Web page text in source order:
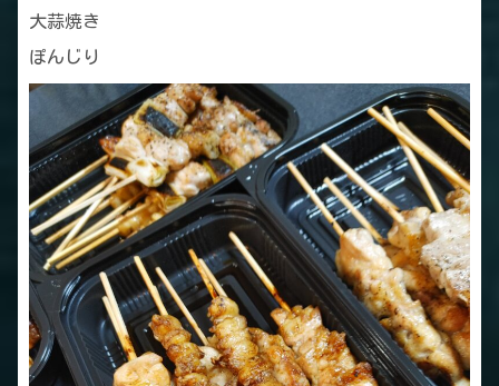
大蒜焼き
ぽんじり